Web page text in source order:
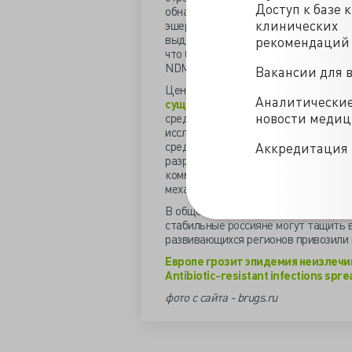
Доступ к базе
клинических
рекомендаций
Вакансии для
новости
Аккредитация
обнаружен в Escherichia coli в 2010
эшерихиоза были устойчивы к
выделены NDM-1-содержащие
что более 80% путешествовавших
NDM кишечную палочку.
Центр по контролю и профилактике
существующую схему лечения
средства, как цефтриаксон.
исследований новых антибиотиков,
средств и достойное
разработке новых
коммерчески невыгодное всё из-за
механизмы лекарственной
В общем, не пугаемся, но имеем в
стабильные россияне могут тащить
развивающихся регионов
Европе грозит эпидемия
Antibiotic-resistant infections
фото с сайта - brugs.ru